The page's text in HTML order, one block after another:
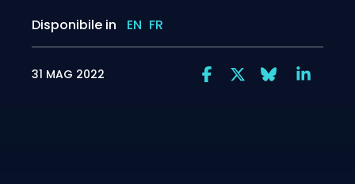
Disponibile in EN FR
31 MAG 2022